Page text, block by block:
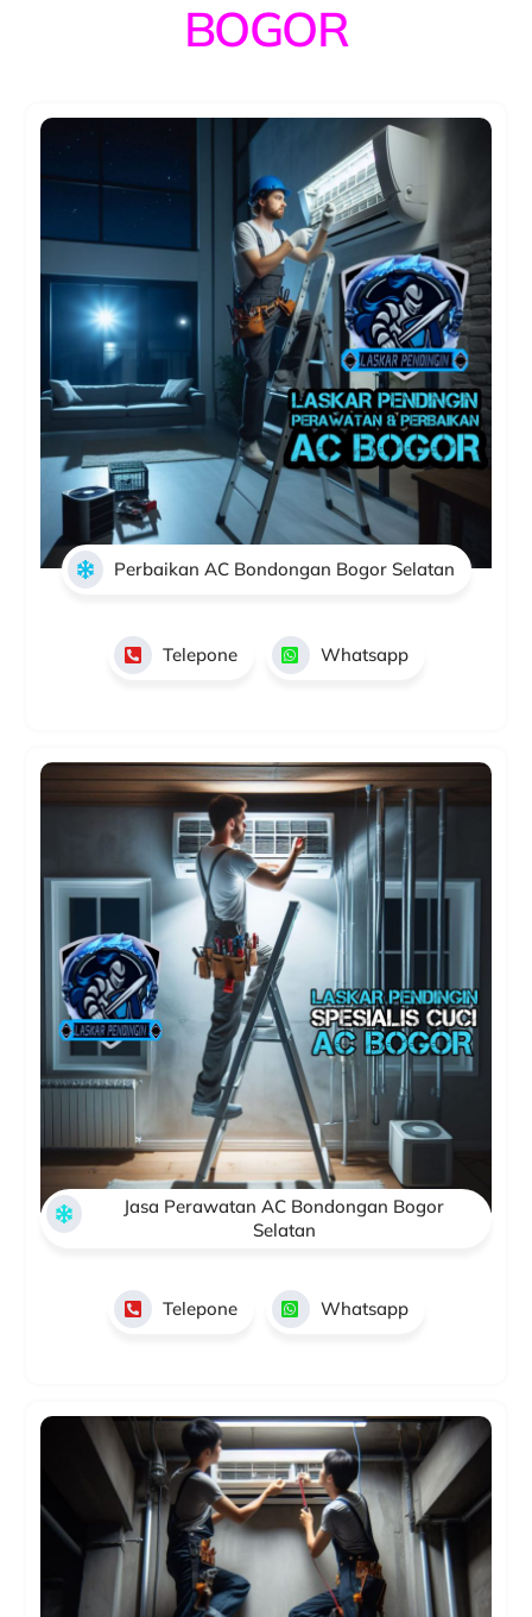
BOGOR
Perbaikan AC Bondongan Bogor Selatan
Telepone Whatsapp
Jasa Perawatan AC Bondongan Bogor
Selatan
Telepone Whatsapp